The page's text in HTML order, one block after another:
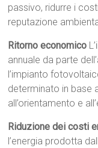
passivo, ridurre i
reputazione
Ritorno economico
annuale da parte
l’impianto
determinato in base
all’orientamento e
Riduzione dei costi
l’energia prodotta